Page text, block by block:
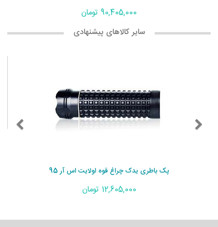
90,405,000 تومان
سایر کالاهای پیشنهادی
پک باطری یدک چراغ قوه اولایت اس آر 95
12,605,000 تومان